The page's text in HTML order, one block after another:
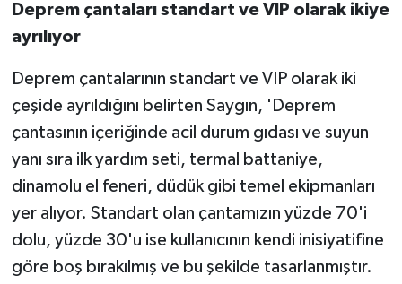
Deprem çantaları standart ve VIP olarak ikiye
ayrılıyor
Deprem çantalarının standart ve VIP olarak iki
çeşide ayrıldığını belirten Saygın, 'Deprem
çantasının içeriğinde acil durum gıdası ve suyun
yanı sıra ilk yardım seti, termal battaniye,
dinamolu el feneri, düdük gibi temel ekipmanları
yer alıyor. Standart olan çantamızın yüzde 70'i
dolu, yüzde 30'u ise kullanıcının kendi inisiyatifine
göre boş bırakılmış ve bu şekilde tasarlanmıştır.